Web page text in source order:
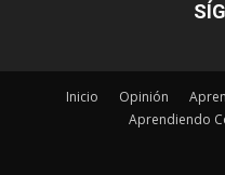
Inicio Opinión
Aprendiendo